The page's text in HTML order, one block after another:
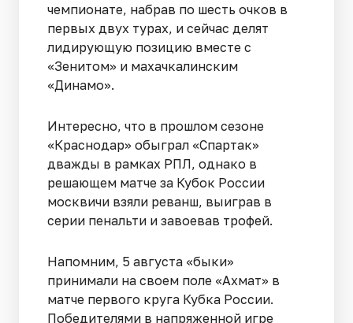
чемпионате, набрав по шесть очков в
первых двух турах, и сейчас делят
лидирующую позицию вместе с
«Зенитом» и махачкалинским
«Динамо».
Интересно, что в прошлом сезоне
«Краснодар» обыграл «Спартак»
дважды в рамках РПЛ, однако в
решающем матче за Кубок России
москвичи взяли реванш, выиграв в
серии пенальти и завоевав трофей.
Напомним, 5 августа «быки»
принимали на своем поле «Ахмат» в
матче первого круга Кубка России.
Победителями в напряженной игре